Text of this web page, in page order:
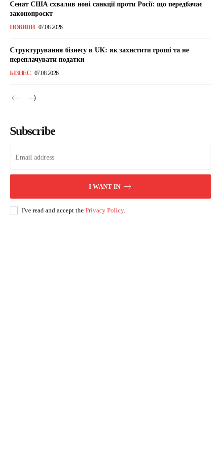
Сенат США схвалив нові санкції проти Росії: що передбачає
законопроєкт
НОВИНИ 07.08.2026
Структурування бізнесу в UK: як захистити гроші та не
переплачувати податки
БІЗНЕС 07.08.2026
Subscribe
I WANT IN
I've read and accept the Privacy Policy.